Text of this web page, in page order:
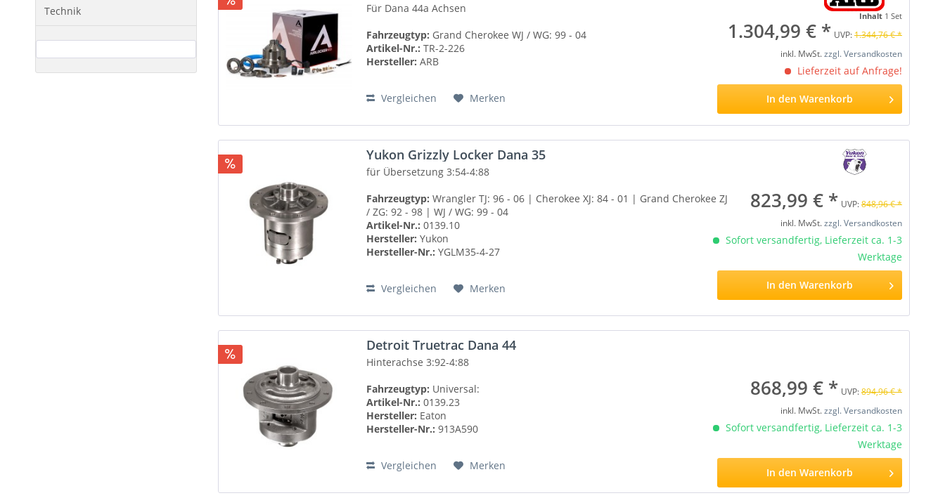
Technik
Für Dana 44a Achsen
Fahrzeugtyp: Grand Cherokee WJ / WG: 99 - 04
Artikel-Nr.:TR-2-226
Hersteller:ARB
Inhalt 1 Set
1.304,99 € * UVP:1.344,76 € *
inkl. MwSt.zzgl. Versandkosten
Lieferzeit auf Anfrage!
In den Warenkorb
Vergleichen Merken
Yukon Grizzly Locker Dana 35
für Übersetzung 3:54-4:88
Fahrzeugtyp:Wrangler TJ: 96 - 06 | Cherokee XJ: 84 - 01 | Grand Cherokee ZJ
/ ZG: 92 - 98 | WJ / WG: 99 - 04
Artikel-Nr.:0139.10
Hersteller:Yukon
Hersteller-Nr.:YGLM35-4-27
823,99 € * UVP:848,96 € *
inkl. MwSt.zzgl. Versandkosten
Sofort versandfertig, Lieferzeit ca. 1-3
Werktage
In den Warenkorb
Vergleichen Merken
Detroit Truetrac Dana 44
Hinterachse 3:92-4:88
Fahrzeugtyp: Universal:
Artikel-Nr.:0139.23
Hersteller: Eaton
Hersteller-Nr.:913A590
868,99 € * UVP:894,96 € *
inkl. MwSt.zzgl. Versandkosten
Sofort versandfertig, Lieferzeit ca. 1-3
Werktage
In den Warenkorb
Vergleichen Merken